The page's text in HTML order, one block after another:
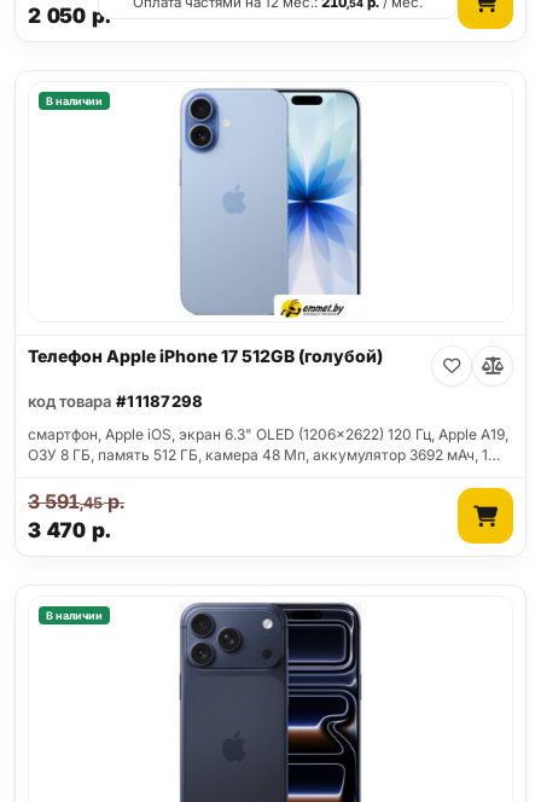
2 050 р.
,54
В наличии
Телефон Apple iPhone 17 512GB (голубой)
код товара #11187298
смартфон, Apple iOS, экран 6.3" OLED (1206x2622) 120 Гц, Apple A19,
ОЗУ 8 ГБ, память 512 ГБ, камера 48 Мп, аккумулятор 3692 мАч, 1…
3 470 р.
3 591,45р.
В наличии